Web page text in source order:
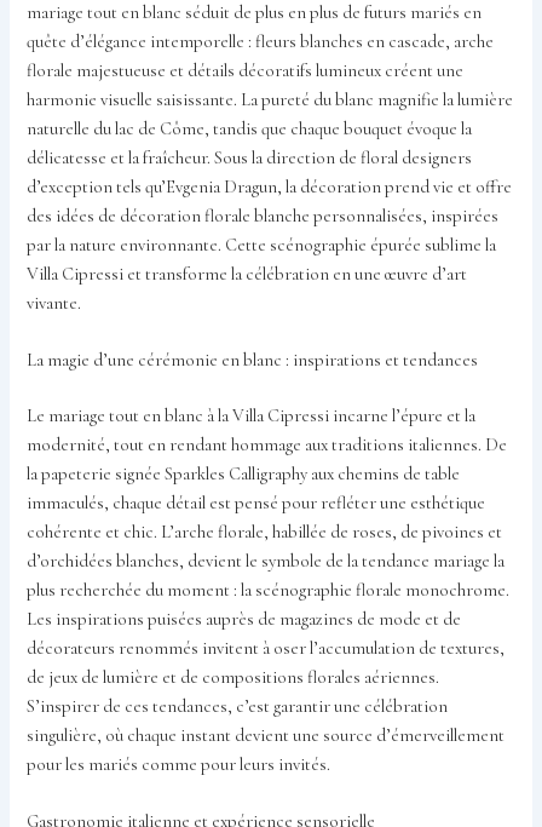
mariage tout en blanc séduit de plus en plus de futurs mariés en
quête d’élégance intemporelle : fleurs blanches en cascade, arche
florale majestueuse et détails décoratifs lumineux créent une
harmonie visuelle saisissante. La pureté du blanc magnifie la lumière
naturelle du lac de Côme, tandis que chaque bouquet évoque la
délicatesse et la fraîcheur. Sous la direction de floral designers
d’exception tels qu’Evgenia Dragun, la décoration prend vie et offre
des idées de décoration florale blanche personnalisées, inspirées
par la nature environnante. Cette scénographie épurée sublime la
Villa Cipressi et transforme la célébration en une œuvre d’art
vivante.
La magie d’une cérémonie en blanc : inspirations et tendances
Le mariage tout en blanc à la Villa Cipressi incarne l’épure et la
modernité, tout en rendant hommage aux traditions italiennes. De
la papeterie signée Sparkles Calligraphy aux chemins de table
immaculés, chaque détail est pensé pour refléter une esthétique
cohérente et chic. L’arche florale, habillée de roses, de pivoines et
d’orchidées blanches, devient le symbole de la tendance mariage la
plus recherchée du moment : la scénographie florale monochrome.
Les inspirations puisées auprès de magazines de mode et de
décorateurs renommés invitent à oser l’accumulation de textures,
de jeux de lumière et de compositions florales aériennes.
S’inspirer de ces tendances, c’est garantir une célébration
singulière, où chaque instant devient une source d’émerveillement
pour les mariés comme pour leurs invités.
Gastronomie italienne et expérience sensorielle